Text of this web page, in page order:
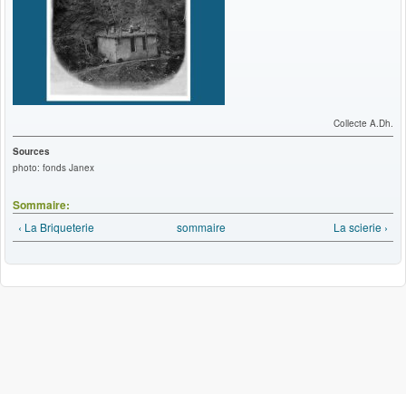
Collecte A.Dh.
Sources
photo: fonds Janex
Sommaire:
‹ La Briqueterie sommaire La scierie ›